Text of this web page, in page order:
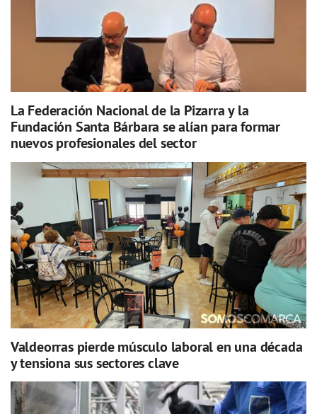
La Federación Nacional de la Pizarra y la
Fundación Santa Bárbara se alían para formar
nuevos profesionales del sector
Valdeorras pierde músculo laboral en una década
y tensiona sus sectores clave